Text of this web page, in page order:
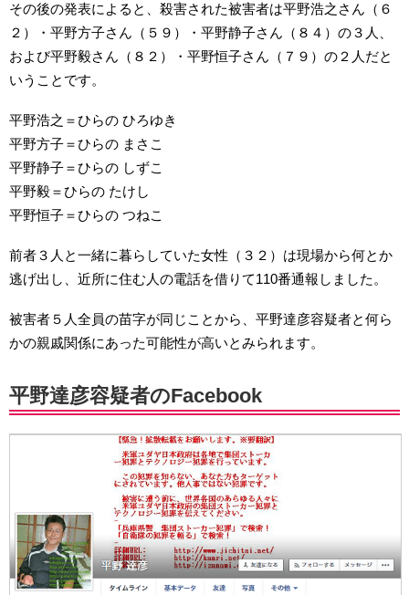
その後の発表によると、殺害された被害者は平野浩之さん（６
２）・平野方子さん（５９）・平野静子さん（８４）の３人、
および平野毅さん（８２）・平野恒子さん（７９）の２人だと
いうことです。
平野浩之＝ひらの ひろゆき
平野方子＝ひらの まさこ
平野静子＝ひらの しずこ
平野毅＝ひらの たけし
平野恒子＝ひらの つねこ
前者３人と一緒に暮らしていた女性（３２）は現場から何とか
逃げ出し、近所に住む人の電話を借りて110番通報しました。
被害者５人全員の苗字が同じことから、平野達彦容疑者と何ら
かの親戚関係にあった可能性が高いとみられます。
平野達彦容疑者のFacebook